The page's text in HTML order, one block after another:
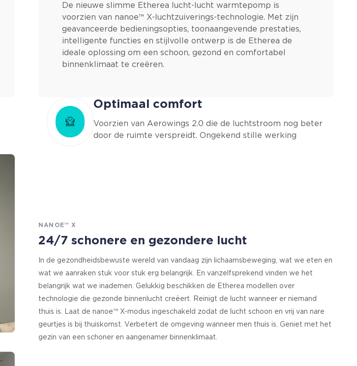
De nieuwe slimme Etherea lucht-lucht warmtepomp is
voorzien van nanoe™ X-luchtzuiverings-technologie. Met zijn
geavanceerde bedieningsopties, toonaangevende prestaties,
intelligente functies en stijlvolle ontwerp is de Etherea de
ideale oplossing om een schoon, gezond en comfortabel
binnenklimaat te creëren.
Optimaal comfort
Voorzien van Aerowings 2.0 die de luchtstroom nog beter
door de ruimte verspreidt. Ongekend stille werking
NANOE™ X
24/7 schonere en gezondere lucht
In de gezondheidsbewuste wereld van vandaag zijn lichaamsbeweging, wat we eten en
wat we aanraken stuk voor stuk erg belangrijk. En vanzelfsprekend vinden we het
belangrijk wat we inademen. Gelukkig beschikken de Etherea modellen over
technologie die gezonde binnenlucht creëert. Reinigt de lucht wanneer er niemand
thuis is. Laat de nanoe™ X-modus ingeschakeld zodat de lucht schoon en vrij van nare
geurtjes is bij thuiskomst. Verbetert de omgeving wanneer men thuis is. Geniet met het
gezin van een schoner en aangenamer binnenklimaat.